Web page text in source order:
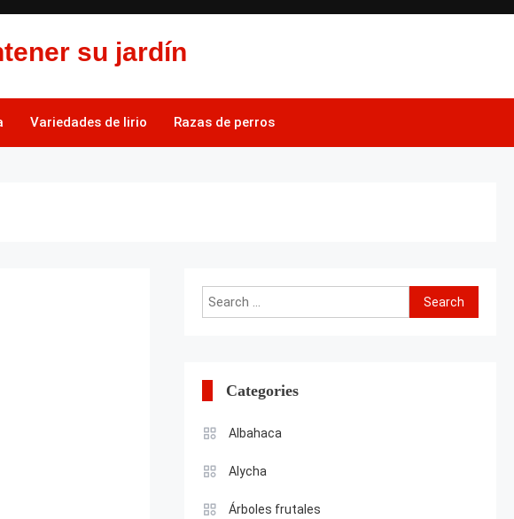
su jardín
Variedades de lirio Razas de perros
Search
for:
Categories
Albahaca
Alycha
Árboles frutales